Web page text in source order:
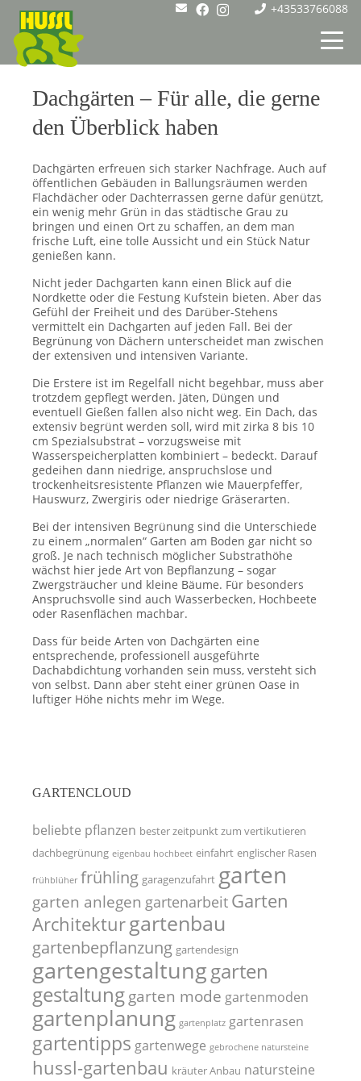
+43533766088
Dachgärten – Für alle, die gerne
den Überblick haben
Dachgärten erfreuen sich starker Nachfrage. Auch auf
öffentlichen Gebäuden in Ballungsräumen werden
Flachdächer oder Dachterrassen gerne dafür genützt,
ein wenig mehr Grün in das städtische Grau zu
bringen und einen Ort zu schaffen, an dem man
frische Luft, eine tolle Aussicht und ein Stück Natur
genießen kann.
Nicht jeder Dachgarten kann einen Blick auf die
Nordkette oder die Festung Kufstein bieten. Aber das
Gefühl der Freiheit und des Darüber-Stehens
vermittelt ein Dachgarten auf jeden Fall. Bei der
Begrünung von Dächern unterscheidet man zwischen
der extensiven und intensiven Variante.
Die Erstere ist im Regelfall nicht begehbar, muss aber
trotzdem gepflegt werden. Jäten, Düngen und
eventuell Gießen fallen also nicht weg. Ein Dach, das
extensiv begrünt werden soll, wird mit zirka 8 bis 10
cm Spezialsubstrat – vorzugsweise mit
Wasserspeicherplatten kombiniert – bedeckt. Darauf
gedeihen dann niedrige, anspruchslose und
trockenheitsresistente Pflanzen wie Mauerpfeffer,
Hauswurz, Zwergiris oder niedrige Gräserarten.
Bei der intensiven Begrünung sind die Unterschiede
zu einem „normalen“ Garten am Boden gar nicht so
groß. Je nach technisch möglicher Substrathöhe
wächst hier jede Art von Bepflanzung – sogar
Zwergsträucher und kleine Bäume. Für besonders
Anspruchsvolle sind auch Wasserbecken, Hochbeete
oder Rasenflächen machbar.
Dass für beide Arten von Dachgärten eine
entsprechende, professionell ausgeführte
Dachabdichtung vorhanden sein muss, versteht sich
von selbst. Dann aber steht einer grünen Oase in
luftiger Höhe nichts mehr im Wege.
GARTENCLOUD
beliebte pflanzen bester zeitpunkt zum vertikutieren
dachbegrünung eigenbau hochbeet einfahrt englischer Rasen
frühblüher frühling garagenzufahrt garten
garten anlegen gartenarbeit Garten
Architekturgartenbau
gartenbepflanzung gartendesign
gartengestaltunggarten
gestaltunggarten mode gartenmoden
gartenplanung gartenplatz gartenrasen
gartentipps gartenwege gebrochene natursteine
hussl-gartenbau kräuter Anbau natursteine